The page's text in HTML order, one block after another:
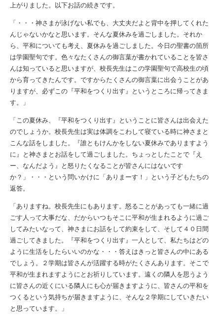
上がりました。以下お話の続きです。
「・・・神さまが泳げない私でも、大丈夫だよと背中を押してくれた
んじゃないかなと思います。そんな夏休みを過ごしました。それか
ら、平和についても考え、夏休みを過ごしました。今日の聖書の箇所
は学園聖句です。色々なたくさんの御言葉が書かれていることを皆さ
んは知っていると思いますが、校長先生はこの学園聖句で高校生の頃
から育ってきたんです。ですからたくさんの御言葉に出会うことがあ
りますが、必ずこの『平和をつくり出す』というところに帰ってきま
す。」
「この夏休み、『平和をつくり出す』ということに皆さんは出会えた
のでしょうか。校長先生は実は体調をこわして寝ている時に神さまと
こんな話をしました。『誰ともけんかをしない夏休みでありますよう
に』と神さまとお話をして過ごしました。ちょっとしたことで『え
ー、なんだよう』と怒りたくなることが皆さんにはないです
か？」・・・という問いかけに「ありまーす！」という子どもたちの
返答。
「ありますね。校長先生にもあります。怒ることがあっても一緒に過
ごす人って大事だな、だからいつもそこに平和が生まれるように過ご
してみたいなって、神さまにお話をして約束をして、そして４０日間
過ごしてきました。『平和をつくり出す』一人として、私たちはどの
ように生活をしたらいいのかな・・・答えはきっと皆さんの中にある
でしょう。２学期は皆さんが活躍する時がたくさんあります。そこで
平和が生まれますようにとお祈りしています。遠くの隣人を思うよう
に皆さんの近くにいる隣人にも心が届きますように、皆さんの平和を
つくるという気持ちが届きますように、そんな２学期にしていきたい
と思っています。」